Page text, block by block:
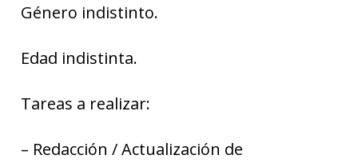
Género indistinto.
Edad indistinta.
Tareas a realizar:
– Redacción / Actualización de